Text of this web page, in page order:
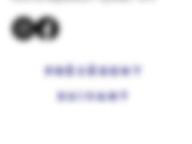
Précédent
Suivant